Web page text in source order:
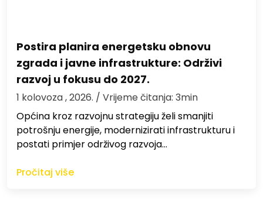
Postira planira energetsku obnovu
zgrada i javne infrastrukture: Održivi
razvoj u fokusu do 2027.
1 kolovoza , 2026. / Vrijeme čitanja: 3min
Općina kroz razvojnu strategiju želi smanjiti
potrošnju energije, modernizirati infrastrukturu i
postati primjer održivog razvoja…
Pročitaj više